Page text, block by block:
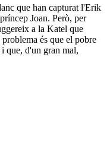
que han capturat l'Erik
Joan. Però, per
a la Katel que
és que el pobre
que, d'un gran mal,